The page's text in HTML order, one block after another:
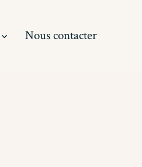
Nous contacter